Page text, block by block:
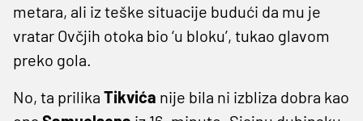
metara, ali iz teške situacije budući da mu je
vratar Ovčjih otoka bio ‘u bloku’, tukao glavom
preko gola.
No, ta prilika Tikvića nije bila ni izbliza dobra kao